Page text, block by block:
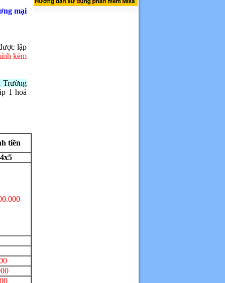
mại
lập
kèm
Trường
1 hoá
tiền